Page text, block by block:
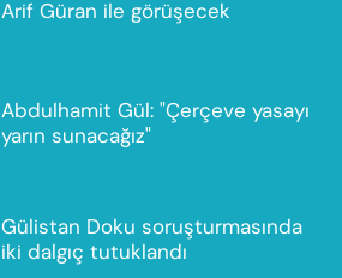
Arif Güran ile görüşecek
Abdulhamit Gül: "Çerçeve yasayı
yarın sunacağız"
Gülistan Doku soruşturmasında
iki dalgıç tutuklandı